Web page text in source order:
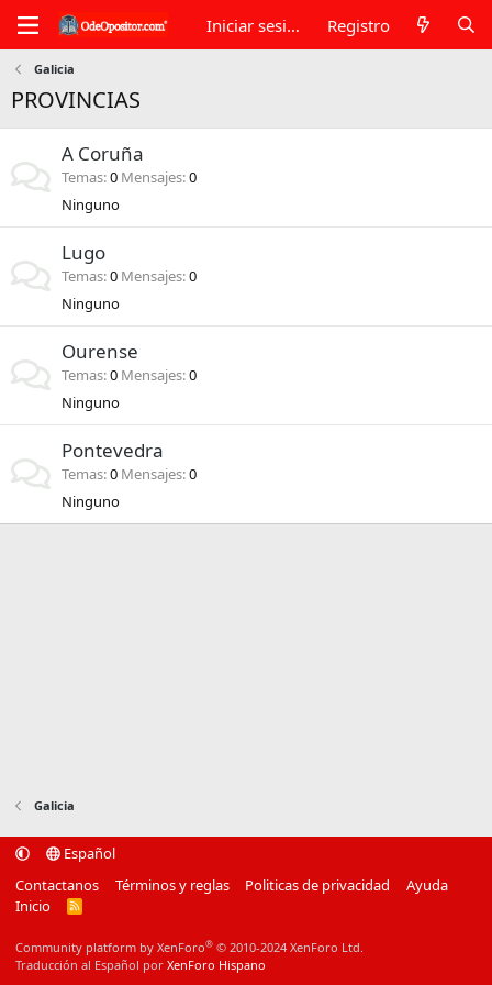
Iniciar sesión Registro
Galicia
PROVINCIAS
A Coruña
Temas 0 Mensajes 0
Ninguno
Lugo
Temas 0 Mensajes 0
Ninguno
Ourense
Temas 0 Mensajes 0
Ninguno
Pontevedra
Temas 0 Mensajes 0
Ninguno
Galicia
Español
Contactanos
Términos y reglas Politicas de privacidad
Ayuda
Inicio
R
Community platform by XenForo® © 2010-2024 XenForo Ltd.
Traducción al Español por XenForo Hispano